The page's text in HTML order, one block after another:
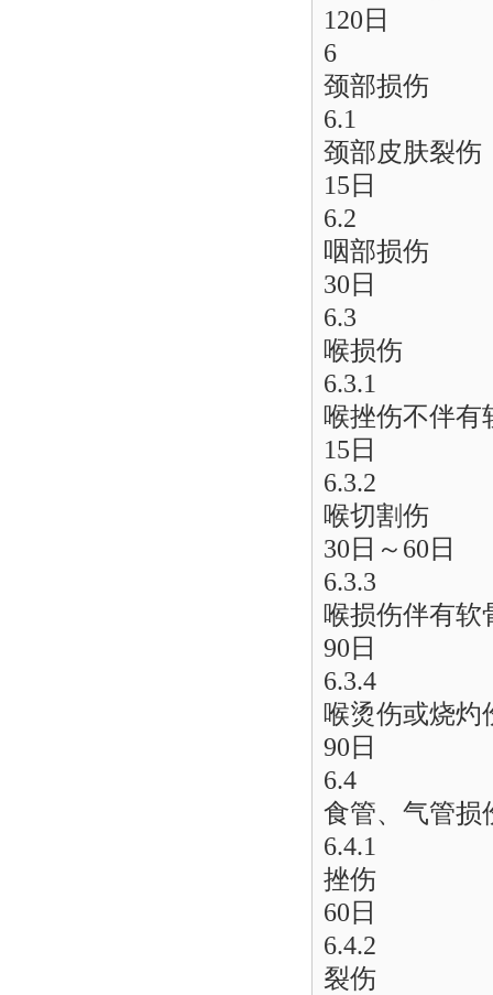
120日
6
颈部损伤
6.1
颈部皮肤裂伤
15日
6.2
咽部损伤
30日
6.3
喉损伤
6.3.1
喉挫伤不伴有
15日
6.3.2
喉切割伤
30日～60日
6.3.3
喉损伤伴有软
90日
6.3.4
喉烫伤或烧灼
90日
6.4
食管、气管损
6.4.1
挫伤
60日
6.4.2
裂伤